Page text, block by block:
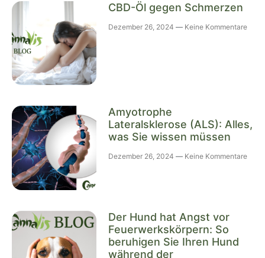
CBD-Öl gegen Schmerzen
Dezember 26, 2024 Keine Kommentare
Amyotrophe
Lateralsklerose (ALS): Alles,
was Sie wissen müssen
Dezember 26, 2024 Keine Kommentare
Der Hund hat Angst vor
Feuerwerkskörpern: So
beruhigen Sie Ihren Hund
während der